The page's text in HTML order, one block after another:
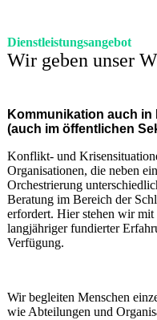
Dienstleistungsangebot
Wir geben unser
Kommunikation auch
(auch im öffentlichen
Konflikt- und
Organisationen, die neben
Orchestrierung
Beratung im Bereich der
erfordert. Hier stehen wir
langjähriger fundierter
Verfügung.
Wir begleiten Menschen
wie Abteilungen und